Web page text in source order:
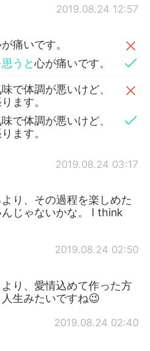
2019.08.24 12:57
痛いです。
うと心が痛いです。
で体調が悪いけど、
ます。
で体調が悪いけど、
ます。
2019.08.24 03:17
り、その過程を楽しめた
じゃないかな。 I think
2019.08.24 02:50
り、愛情込めて作った方
生みたいですね😉
2019.08.24 02:40